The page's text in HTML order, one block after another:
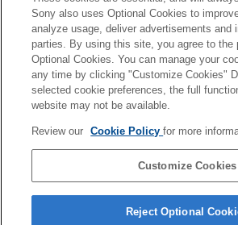
数据可能会损坏。
机连接到电脑
电脑软件（Imaging Edge
语言选择页面
Sony also uses Optional Cookies to
analyze usage, deliver advertisements and
parties. By using this site, you agree to the
Optional Cookies. You can manage your
any time by clicking "Customize Cookies"
selected cookie preferences, the full
website may not be available.
Review our Cookie Policyfor more
Customize Cookies
Reject Optional